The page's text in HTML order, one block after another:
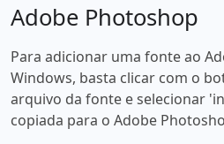
Adobe Photoshop
Para adicionar uma fonte ao
Windows, basta clicar com o
arquivo da fonte e selecionar
copiada para o Adobe